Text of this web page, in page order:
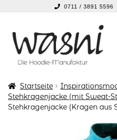
0711 / 3891 5596
Navigation
springen
Inhalt
springen
KONFIGURATOR
Startseite
Stehkragenjacke (mit Sweat-
Stehkragenjacke (Kragen aus